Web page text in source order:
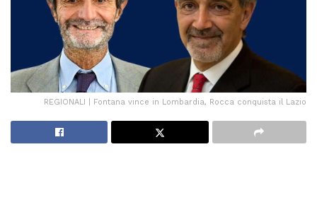
REGIONALI | Fontana vince in Lombardia, Rocca conquista il Lazio